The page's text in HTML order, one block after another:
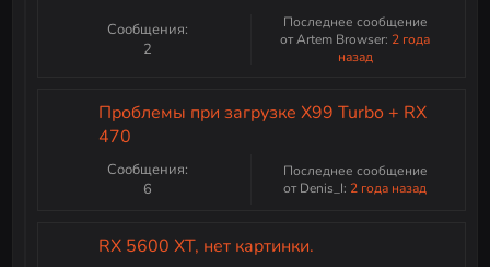
Сообщения:
2
Последнее сообщение
от Artem Browser: 2 года
назад
Проблемы при загрузке X99 Turbo + RX
470
Сообщения:
6
Последнее сообщение
от Denis_I: 2 года назад
RX 5600 XT, нет картинки.